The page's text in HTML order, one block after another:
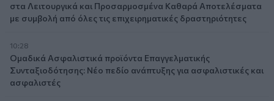
στα Λειτουργικά και Προσαρμοσμένα Καθαρά Αποτελέσματα
με συμβολή από όλες τις επιχειρηματικές δραστηριότητες
10:28
Ομαδικά Ασφαλιστικά προϊόντα Επαγγελματικής
Συνταξιοδότησης: Νέο πεδίο ανάπτυξης για ασφαλιστικές και
ασφαλιστές